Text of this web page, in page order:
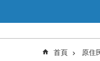
首頁 原住